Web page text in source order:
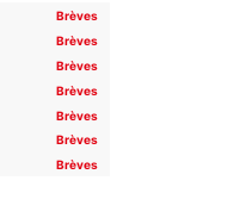
Brèves
Brèves
Brèves
Brèves
Brèves
Brèves
Brèves